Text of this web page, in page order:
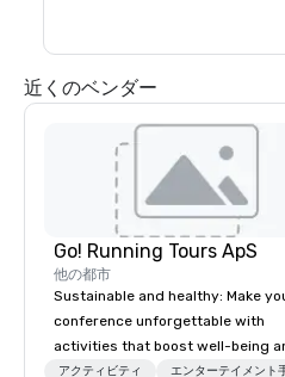
近くのベンダー
Go! Running Tours ApS
他の都市
Sustainable and healthy: Make
conference unforgettable with
activities that boost well-being
lower carbon footprints. Explore
アクティビティ エンターテイメント